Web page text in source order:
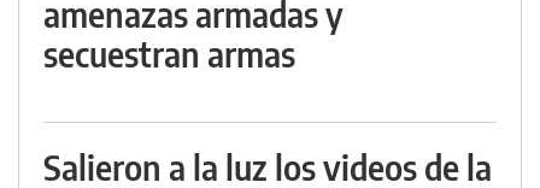
amenazas armadas y
secuestran armas
Salieron a la luz los videos de la